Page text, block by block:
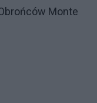
Monte